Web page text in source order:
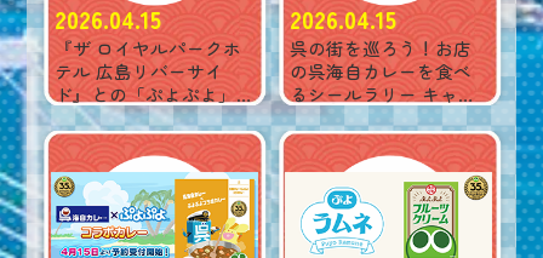
2026.04.15
『ザ ロイヤルパークホ
テル 広島リバーサイ
ド』との「ぷよぷよ」
コラボレーション宿泊
プランが決定！
2026.04.15
呉の街を巡ろう！お店
の呉海自カレーを食べ
るシールラリー キャン
ペーン！